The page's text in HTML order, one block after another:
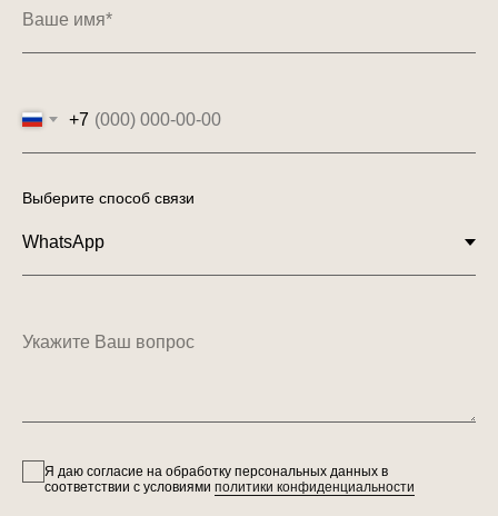
Ваше имя*
+7
Выберите способ связи
Укажите Ваш вопрос
Я даю согласие на обработку персональных данных в
соответствии с условиями политики конфиденциальности